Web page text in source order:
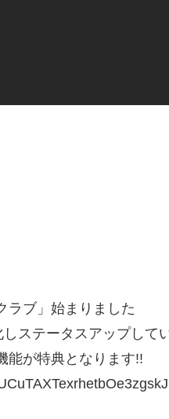
ラブ」始まりました
ステータスアップして
能が特典となります!!